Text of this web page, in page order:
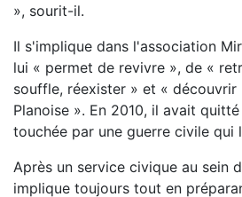
», sourit-il.
Il s'implique dans l'association
lui « permet de revivre », de «
souffle, réexister » et « découvrir
Planoise ». En 2010, il avait
touchée par une guerre civile qui
Après un service civique au sein
implique toujours tout en